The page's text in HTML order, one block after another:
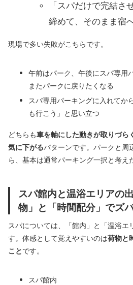
「スパだけで完結さ
締めて、そのまま宿
現場で多い失敗がこちらです。
午前はパーク、午後にスパ専用
またパークに戻りたくなる
スパ専用パーキングに入れてか
も行こう」と思い立つ
どちらも車を軸にした動きが取りづら
気に下がるパターンです。パークと周
ら、基本は通常パーキング一択と考え
スパ館内と温浴エリアの
物」と「時間配分」でズ
スパについては、「館内」と「温浴エ
す。体感として覚えやすいのは荷物と
ことです。
スパ館内